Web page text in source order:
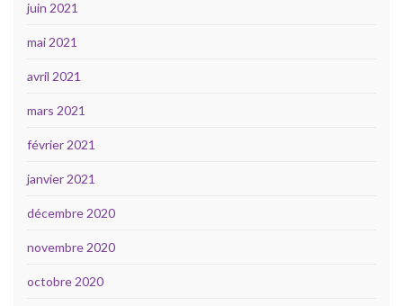
juin 2021
mai 2021
avril 2021
mars 2021
février 2021
janvier 2021
décembre 2020
novembre 2020
octobre 2020